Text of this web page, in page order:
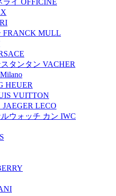
FRANCK MULL
タンタン VACHER
HEUER
VUITTON
LECO
ウォッチ カン IWC